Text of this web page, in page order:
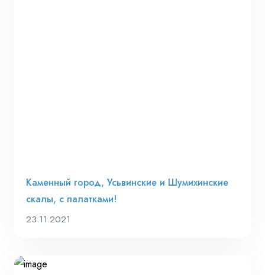
Каменный город, Усьвинские и Шумихинские
скалы, с палатками!
23.11.2021